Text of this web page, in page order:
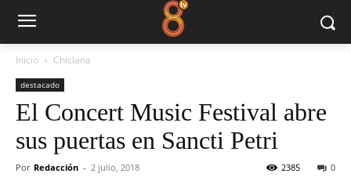
Inicio Chiclana
destacado
El Concert Music Festival abre
sus puertas en Sancti Petri
Por Redacción - 2 julio, 2018 0
2385